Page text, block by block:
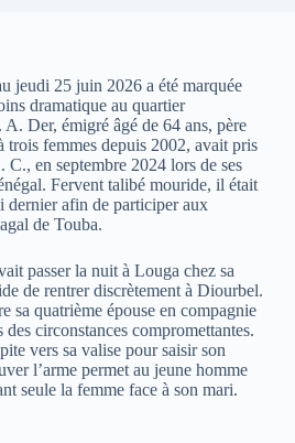
jeudi 25 juin 2026 a été marquée
dramatique au quartier
Der, émigré âgé de 64 ans, père
trois femmes depuis 2002, avait pris
C., en septembre 2024 lors de ses
Fervent talibé mouride, il était
dernier afin de participer aux
de Touba.
passer la nuit à Louga chez sa
de rentrer discrètement à Diourbel.
sa quatrième épouse en compagnie
des circonstances compromettantes.
vers sa valise pour saisir son
l’arme permet au jeune homme
seule la femme face à son mari.